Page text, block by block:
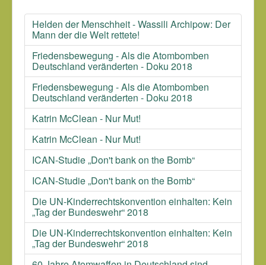
Helden der Menschheit - Wassili Archipow: Der
Mann der die Welt rettete!
Friedensbewegung - Als die Atombomben
Deutschland veränderten - Doku 2018
Friedensbewegung - Als die Atombomben
Deutschland veränderten - Doku 2018
Katrin McClean - Nur Mut!
Katrin McClean - Nur Mut!
ICAN-Studie „Don't bank on the Bomb“
ICAN-Studie „Don't bank on the Bomb“
Die UN-Kinderrechtskonvention einhalten: Kein
„Tag der Bundeswehr“ 2018
Die UN-Kinderrechtskonvention einhalten: Kein
„Tag der Bundeswehr“ 2018